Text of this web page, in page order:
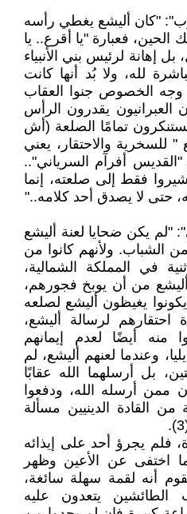
"كان أليشع يغطي رأسه
فعبارة "يا أقرع.. يا
إهانة لرئيس بني الأنبياء
لله، ولا بُد أنها كانت
وجه الخصوص جنوا العقاب
العبرانيون يقدرون الرأس
تمامًا الصلعة (أش
" للسخرية والاحتقار، يعني
"القديس أفرآم السرياني"..
فقط إلى صلعته، إنما
حتى لا يصدق أحد كلامه.."
"لم يكن ضحايا لعنة أليشع
من الشباب. ولأنهم كانوا من
في المملكة الشمالية،
أليشع من أن يوبخ فجورهم،
يغيظون أليشع لصلعه
لرسالة أليشع،
منه أيضًا لعدم إيمانهم
وعندما لعنهم أليشع، لم
بل أرسلهما الله عقابًا
ممن أرسله الله، ودفعوا
من القادة الدينيين مسألة
فلم يجرؤ أحد على إيذائه
اختفى عن الأعين وظهر
أنه لقمة سهلة سائغة،
الطائشين يتعدون عليه